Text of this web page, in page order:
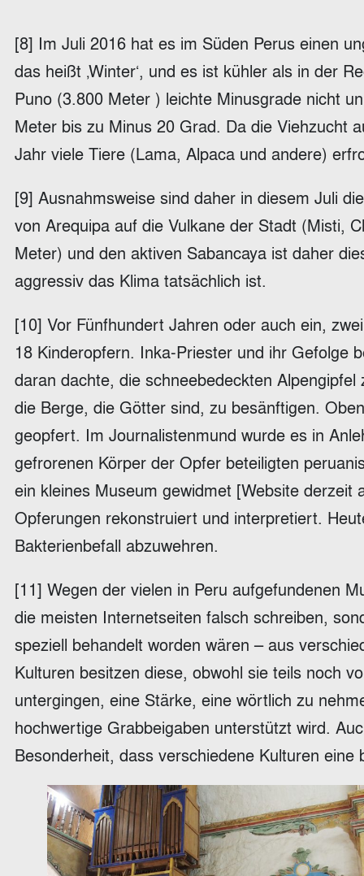
[8] Im Juli 2016 hat es im Süden Perus einen
das heißt ‚Winter‘, und es ist kühler als in der
Puno (3.800 Meter ) leichte Minusgrade nicht
Meter bis zu Minus 20 Grad. Da die Viehzucht
Jahr viele Tiere (Lama, Alpaca und andere)
[9] Ausnahmsweise sind daher in diesem Juli
von Arequipa auf die Vulkane der Stadt (Misti,
Meter) und den aktiven Sabancaya ist daher
aggressiv das Klima tatsächlich ist.
[10] Vor Fünfhundert Jahren oder auch ein,
18 Kinderopfern. Inka-Priester und ihr Gefolge
daran dachte, die schneebedeckten
die Berge, die Götter sind, zu besänftigen.
geopfert. Im Journalistenmund wurde es in
gefrorenen Körper der Opfer beteiligten
ein kleines Museum gewidmet [Website
Opferungen rekonstruiert und interpretiert.
Bakterienbefall abzuwehren.
[11] Wegen der vielen in Peru aufgefundenen
die meisten Internetseiten falsch schreiben,
speziell behandelt worden wären – aus
Kulturen besitzen diese, obwohl sie teils noch
untergingen, eine Stärke, eine wörtlich zu
hochwertige Grabbeigaben unterstützt wird.
Besonderheit, dass verschiedene Kulturen